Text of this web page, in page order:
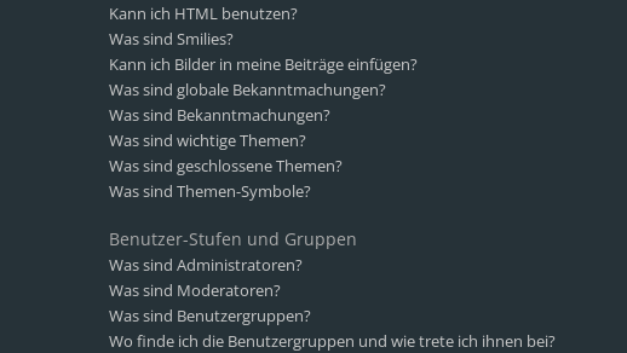
Kann ich HTML benutzen?
Was sind Smilies?
Kann ich Bilder in meine Beiträge einfügen?
Was sind globale Bekanntmachungen?
Was sind Bekanntmachungen?
Was sind wichtige Themen?
Was sind geschlossene Themen?
Was sind Themen-Symbole?
Benutzer-Stufen und Gruppen
Was sind Administratoren?
Was sind Moderatoren?
Was sind Benutzergruppen?
Wo finde ich die Benutzergruppen und wie trete ich ihnen bei?